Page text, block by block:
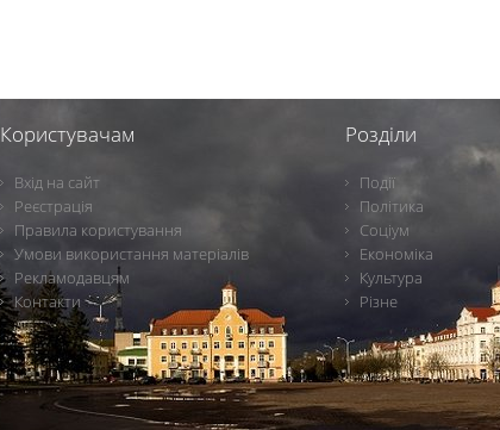
Користувачам
Вхід на сайт
Реєстрація
Правила користування
Умови використання матеріалів
Рекламодавцям
Контакти
Розділи
Події
Політика
Соціум
Економіка
Культура
Різне